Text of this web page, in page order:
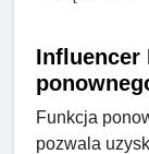
Influencer
Funkcja
pozwala